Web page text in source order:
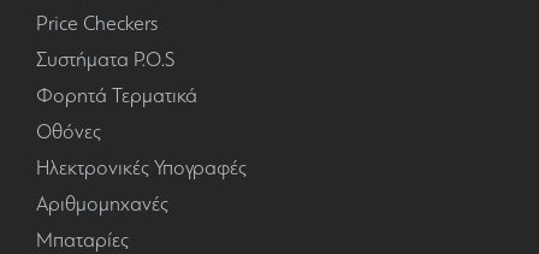
Price Checkers
Συστήματα P.O.S
Φορητά Τερματικά
Οθόνες
Ηλεκτρονικές Υπογραφές
Αριθμομηχανές
Μπαταρίες